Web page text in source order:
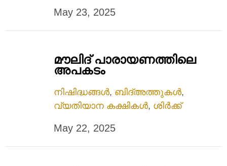
May 23, 2025
മൗലിദ്‌ പാരായണത്തിലെ
അപകടം
നിഷിദ്ധങ്ങൾ, ബിദ്അത്തുകൾ,
വ്യതിയാന കക്ഷികൾ, ശിർക്ക്
May 22, 2025